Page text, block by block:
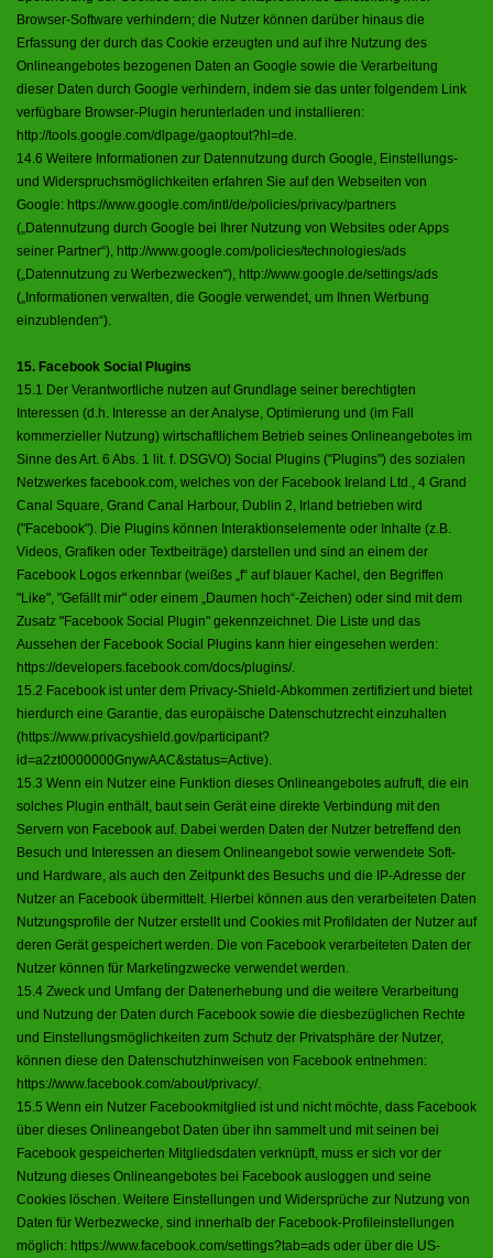
Browser-Software verhindern; die Nutzer können darüber hinaus die
Erfassung der durch das Cookie erzeugten und auf ihre Nutzung des
Onlineangebotes bezogenen Daten an Google sowie die Verarbeitung
dieser Daten durch Google verhindern, indem sie das unter folgendem Link
verfügbare Browser-Plugin herunterladen und installieren:
http://tools.google.com/dlpage/gaoptout?hl=de.
14.6 Weitere Informationen zur Datennutzung durch Google, Einstellungs-
und Widerspruchsmöglichkeiten erfahren Sie auf den Webseiten von
Google: https://www.google.com/intl/de/policies/privacy/partners
(„Datennutzung durch Google bei Ihrer Nutzung von Websites oder Apps
seiner Partner“), http://www.google.com/policies/technologies/ads
(„Datennutzung zu Werbezwecken“), http://www.google.de/settings/ads
(„Informationen verwalten, die Google verwendet, um Ihnen Werbung
einzublenden“).
15. Facebook Social Plugins
15.1 Der Verantwortliche nutzen auf Grundlage seiner berechtigten
Interessen (d.h. Interesse an der Analyse, Optimierung und (im Fall
kommerzieller Nutzung) wirtschaftlichem Betrieb seines Onlineangebotes im
Sinne des Art. 6 Abs. 1 lit. f. DSGVO) Social Plugins ("Plugins") des sozialen
Netzwerkes facebook.com, welches von der Facebook Ireland Ltd., 4 Grand
Canal Square, Grand Canal Harbour, Dublin 2, Irland betrieben wird
("Facebook"). Die Plugins können Interaktionselemente oder Inhalte (z.B.
Videos, Grafiken oder Textbeiträge) darstellen und sind an einem der
Facebook Logos erkennbar (weißes „f“ auf blauer Kachel, den Begriffen
"Like", "Gefällt mir" oder einem „Daumen hoch“-Zeichen) oder sind mit dem
Zusatz "Facebook Social Plugin" gekennzeichnet. Die Liste und das
Aussehen der Facebook Social Plugins kann hier eingesehen werden:
https://developers.facebook.com/docs/plugins/.
15.2 Facebook ist unter dem Privacy-Shield-Abkommen zertifiziert und bietet
hierdurch eine Garantie, das europäische Datenschutzrecht einzuhalten
(https://www.privacyshield.gov/participant?
id=a2zt0000000GnywAAC&status=Active).
15.3 Wenn ein Nutzer eine Funktion dieses Onlineangebotes aufruft, die ein
solches Plugin enthält, baut sein Gerät eine direkte Verbindung mit den
Servern von Facebook auf. Dabei werden Daten der Nutzer betreffend den
Besuch und Interessen an diesem Onlineangebot sowie verwendete Soft-
und Hardware, als auch den Zeitpunkt des Besuchs und die IP-Adresse der
Nutzer an Facebook übermittelt. Hierbei können aus den verarbeiteten Daten
Nutzungsprofile der Nutzer erstellt und Cookies mit Profildaten der Nutzer auf
deren Gerät gespeichert werden. Die von Facebook verarbeiteten Daten der
Nutzer können für Marketingzwecke verwendet werden.
15.4 Zweck und Umfang der Datenerhebung und die weitere Verarbeitung
und Nutzung der Daten durch Facebook sowie die diesbezüglichen Rechte
und Einstellungsmöglichkeiten zum Schutz der Privatsphäre der Nutzer,
können diese den Datenschutzhinweisen von Facebook entnehmen:
https://www.facebook.com/about/privacy/.
15.5 Wenn ein Nutzer Facebookmitglied ist und nicht möchte, dass Facebook
über dieses Onlineangebot Daten über ihn sammelt und mit seinen bei
Facebook gespeicherten Mitgliedsdaten verknüpft, muss er sich vor der
Nutzung dieses Onlineangebotes bei Facebook ausloggen und seine
Cookies löschen. Weitere Einstellungen und Widersprüche zur Nutzung von
Daten für Werbezwecke, sind innerhalb der Facebook-Profileinstellungen
möglich: https://www.facebook.com/settings?tab=ads oder über die US-